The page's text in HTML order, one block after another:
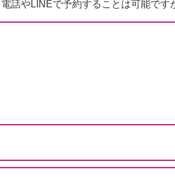
話やLINEで予約することは可能です